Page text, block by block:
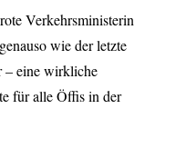
Verkehrsministerin
wie der letzte
– eine wirkliche
für alle Öffis in der